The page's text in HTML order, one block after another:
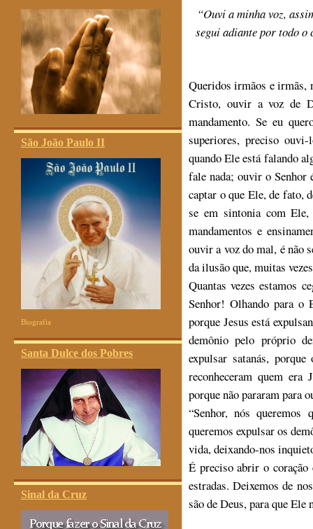
São João Paulo II
Biografia
Santa Dulce dos Pobres
Sinal da Cruz
“Ouvi a minha voz,
segui adiante por todo o
Queridos irmãos e irmãs,
Cristo, ouvir a voz de
mandamento. Se eu
superiores, preciso
quando Ele está falando
fale nada; ouvir o Senhor
captar o que Ele, de fato,
se em sintonia com Ele,
mandamentos e
ouvir a voz do mal, é não
da ilusão que, muitas
Quantas vezes estamos
Senhor! Olhando para o
porque Jesus está
demônio pelo próprio
expulsar satanás,
reconheceram quem era
porque não pararam para
“Senhor, nós
queremos expulsar os
vida, deixando-nos
É preciso abrir o coração
estradas. Deixemos de
são de Deus, para que Ele